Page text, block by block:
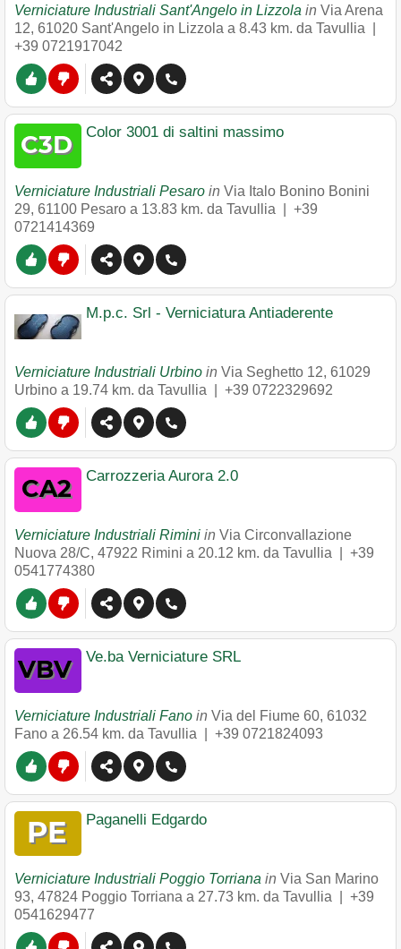
Verniciature Industriali Sant'Angelo in Lizzola in Via Arena
12, 61020 Sant'Angelo in Lizzola a 8.43 km. da Tavullia |
+39 0721917042
Color 3001 di saltini massimo
Verniciature Industriali Pesaro in Via Italo Bonino Bonini
29, 61100 Pesaro a 13.83 km. da Tavullia | +39
0721414369
M.p.c. Srl - Verniciatura Antiaderente
Verniciature Industriali Urbino in Via Seghetto 12, 61029
Urbino a 19.74 km. da Tavullia | +39 0722329692
Carrozzeria Aurora 2.0
Verniciature Industriali Rimini in Via Circonvallazione
Nuova 28/C, 47922 Rimini a 20.12 km. da Tavullia | +39
0541774380
Ve.ba Verniciature SRL
Verniciature Industriali Fano in Via del Fiume 60, 61032
Fano a 26.54 km. da Tavullia | +39 0721824093
Paganelli Edgardo
Verniciature Industriali Poggio Torriana in Via San Marino
93, 47824 Poggio Torriana a 27.73 km. da Tavullia | +39
0541629477